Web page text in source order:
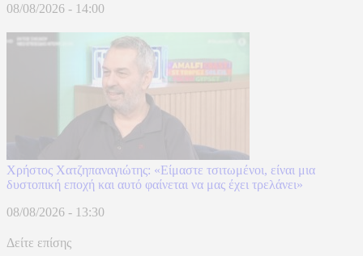
08/08/2026 - 14:00
Χρήστος Χατζηπαναγιώτης: «Είμαστε τσιτωμένοι, είναι μια
δυστοπική εποχή και αυτό φαίνεται να μας έχει τρελάνει»
08/08/2026 - 13:30
Δείτε επίσης